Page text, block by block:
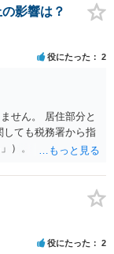
処分を科される場
告だけでは直ちに
影響は？
役にたった 2
せん。 居住部分と
ても税務署から指
）。
役にたった 2